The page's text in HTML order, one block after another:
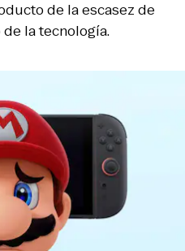
de la escasez de
la tecnología.